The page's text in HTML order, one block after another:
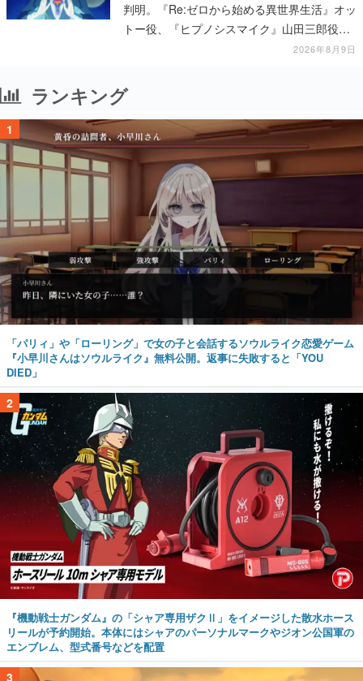
判明。『Re:ゼロから始める異世界生活』オッ
トー役、『ヒプノシスマイク』山田三郎役な
2026年8月9日
ランキング
1
「パリィ」や「ローリング」で女の子と会話するソウルライク恋愛ゲーム
『小早川さんはソウルライク』無料公開。返事に失敗すると「YOU
DIED」
2
『機動戦士ガンダム』の「シャア専用ザクⅡ」をイメージした散水ホース
リールが予約開始。本体にはシャアのパーソナルマークやジオン公国軍の
エンブレム、型式番号などを配置
3